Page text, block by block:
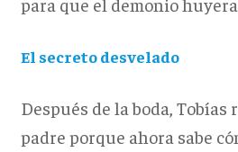
El secreto desvelado
Después de la boda, Tobías
padre porque ahora sabe